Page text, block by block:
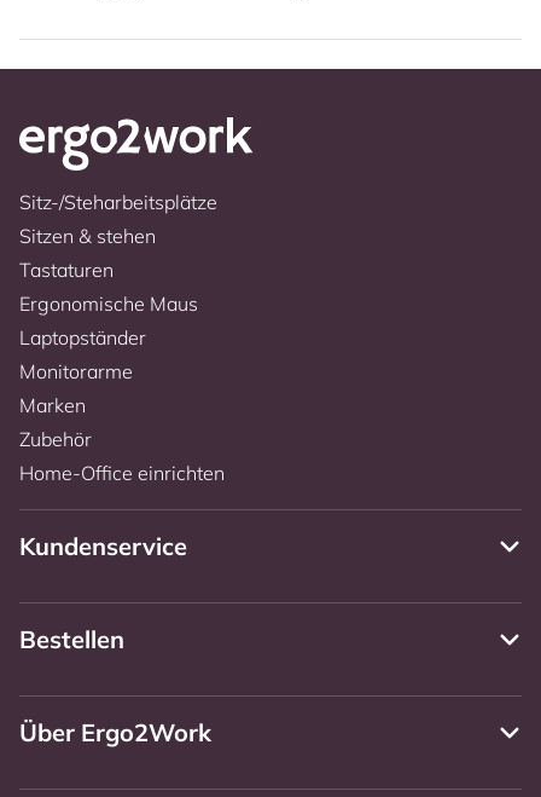
Sitz-/Steharbeitsplätze
Sitzen & stehen
Tastaturen
Ergonomische Maus
Laptopständer
Monitorarme
Marken
Zubehör
Home-Office einrichten
Kundenservice
Bestellen
Über Ergo2Work